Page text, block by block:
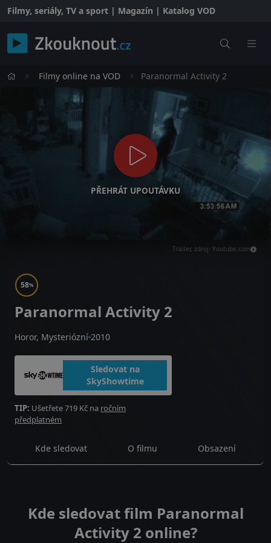
Filmy, seriály, TV a sport | Magazín | Katalog VOD
Filmy online na VOD Paranormal Activity 2
PŘEHRÁT UPOUTÁVKU
Trailer, zdroj: Youtube.com
58%
Paranormal Activity 2
Horor, Mysteriózní 2010
Sledovat na
SkyShowtime
TIP: Ušetřete 719 Kč na ročním
předplatném
Kde sledovat O filmu Obsazení
Kde sledovat film Paranormal
Activity 2 online?